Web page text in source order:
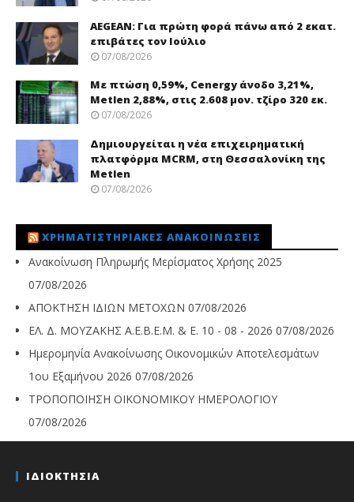
AEGEAN: Για πρώτη φορά πάνω από 2 εκατ.
επιβάτες τον Ιούλιο
07/08/2026
Με πτώση 0,59%, Cenergy άνοδο 3,21%,
Metlen 2,88%, στις 2.608 μον. τζίρο 320 εκ.
07/08/2026
Δημιουργείται η νέα επιχειρηματική
πλατφόρμα MCRM, στη Θεσσαλονίκη της
Metlen
07/08/2026
ΧΡΗΜΑΤΙΣΤΗΡΙΑΚΈΣ ΑΝΑΚΟΙΝΏΣΕΙΣ
Ανακοίνωση Πληρωμής Μερίσματος Χρήσης 2025
07/08/2026
ΑΠΟΚΤΗΣΗ ΙΔΙΩΝ ΜΕΤΟΧΩΝ 07/08/2026
ΕΛ. Δ. ΜΟΥΖΑΚΗΣ Α.Ε.Β.Ε.Μ. & Ε. 10 - 08 - 2026 07/08/2026
Ημερομηνία Ανακοίνωσης Οικονομικών Αποτελεσμάτων
1ου Εξαμήνου 2026 07/08/2026
ΤΡΟΠΟΠΟΙΗΣΗ ΟΙΚΟΝΟΜΙΚΟΥ ΗΜΕΡΟΛΟΓΙΟΥ
07/08/2026
ΙΔΙΟΚΤΗΣΙΑ